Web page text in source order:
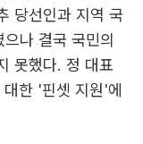
당선인과 지역 국
나 결국 국민의
못했다. 정 대표
한 '핀셋 지원'에